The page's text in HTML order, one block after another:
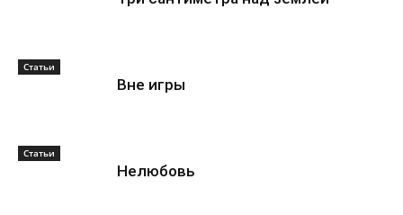
Статьи
Вне игры
Статьи
Нелюбовь